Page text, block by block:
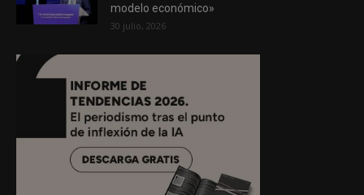
modelo económico»
30 julio, 2026